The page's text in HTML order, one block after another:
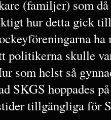
(familjer) som
hur detta gick
politikerna skulle
som helst så
SKGS hoppades
tillgängliga för